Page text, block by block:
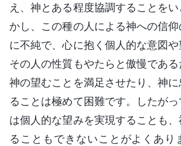
え、神とある程度協調することを
かし、この種の人による神への信
に不純で、心に抱く個人的な意図や
その人の性質もやたらと傲慢であ
神の望むことを満足させたり、神
ることは極めて困難です。したが
は個人的な望みを実現することも
ることもできないことがよくあり